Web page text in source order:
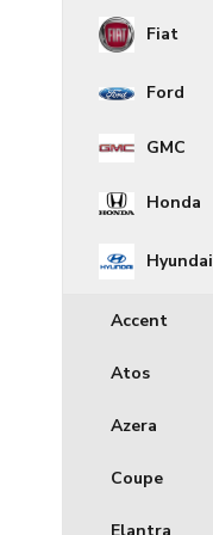
Fiat
Ford
GMC
Honda
Hyundai
Accent
Atos
Azera
Coupe